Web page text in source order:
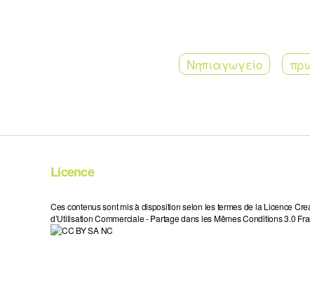
Νηπιαγωγείο
Licence
Ces contenus sont mis à disposition selon les termes de la Licence
d’Utilisation Commerciale - Partage dans les Mêmes Conditions 3.0